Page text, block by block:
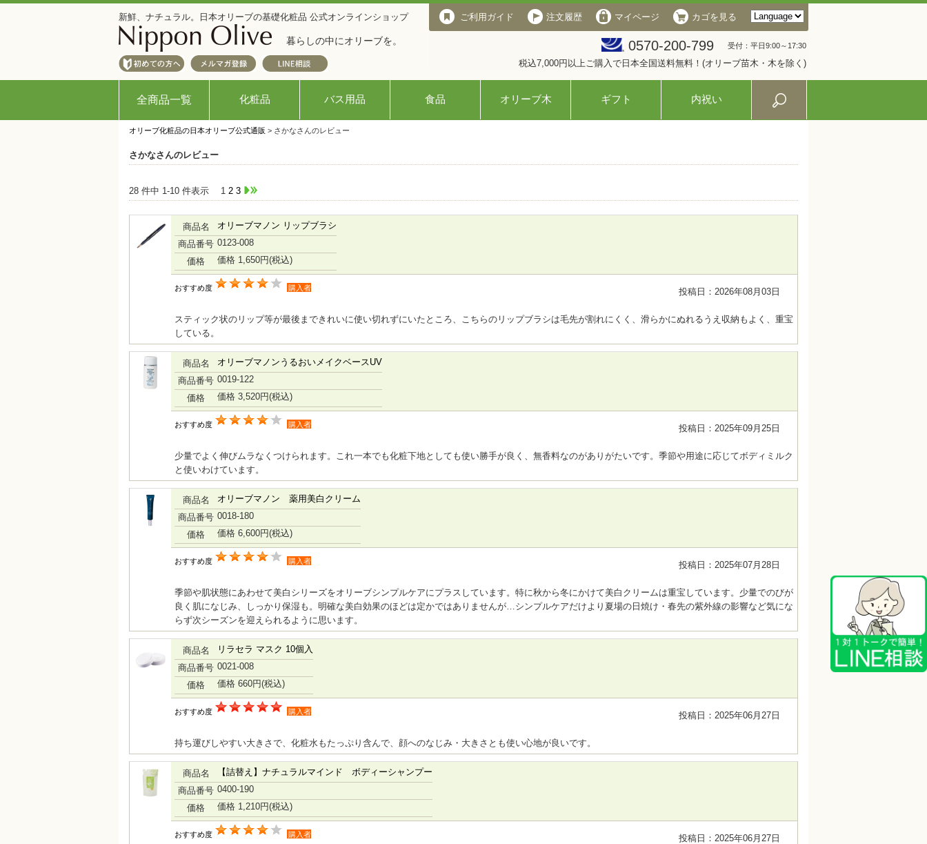
新鮮、ナチュラル。日本オリーブの基礎化粧品 公式オンラインショップ
暮らしの中にオリーブを。
ご利用ガイド 注文履歴 マイページ カゴを見る
0570-200-799 受付：平日9:00～17:30
税込7,000円以上ご購入で日本全国送料無料！(オリーブ苗木・木を除く)
全商品一覧 化粧品 バス用品 食品 オリーブ木 ギフト 内祝い
オリーブ化粧品の日本オリーブ公式通販 > さかなさんのレビュー
さかなさんのレビュー
28 件中 1-10 件表示 1 2 3
商品名
オリーブマノン リップブラシ
商品番号 0123-008
価格
価格 1,650円(税込)
投稿日：2026年08月03日
おすすめ度 購入者
スティック状のリップ等が最後まできれいに使い切れずにいたところ、こちらのリップブラシは毛先が割れにくく、滑らかにぬれるうえ収納もよく、重宝
している。
商品名
オリーブマノンうるおいメイクベースUV
商品番号 0019-122
価格
価格 3,520円(税込)
投稿日：2025年09月25日
おすすめ度 購入者
少量でよく伸びムラなくつけられます。これ一本でも化粧下地としても使い勝手が良く、無香料なのがありがたいです。季節や用途に応じてボディミルク
と使いわけています。
商品名
オリーブマノン 薬用美白クリーム
商品番号 0018-180
価格
価格 6,600円(税込)
投稿日：2025年07月28日
おすすめ度 購入者
季節や肌状態にあわせて美白シリーズをオリーブシンプルケアにプラスしています。特に秋から冬にかけて美白クリームは重宝しています。少量でのびが
良く肌になじみ、しっかり保湿も。明確な美白効果のほどは定かではありませんが…シンプルケアだけより夏場の日焼け・春先の紫外線の影響など気にな
らず次シーズンを迎えられるように思います。
商品名
リラセラ マスク 10個入
商品番号 0021-008
価格
価格 660円(税込)
投稿日：2025年06月27日
おすすめ度 購入者
持ち運びしやすい大きさで、化粧水もたっぷり含んで、顔へのなじみ・大きさとも使い心地が良いです。
商品名
【詰替え】ナチュラルマインド ボディーシャンプー
商品番号 0400-190
価格
価格 1,210円(税込)
投稿日：2025年06月27日
おすすめ度 購入者